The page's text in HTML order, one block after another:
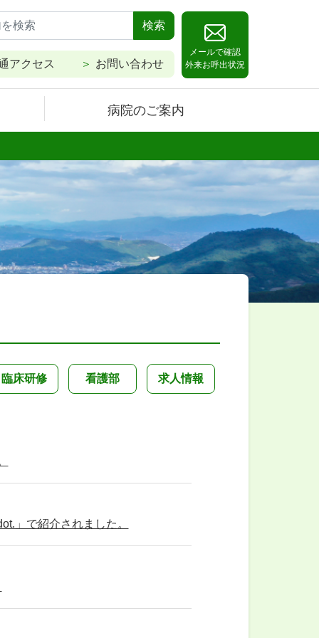
検索
アクセス お問い合わせ
メールで確認
外来お呼出状況
病院のご案内
臨床研修 看護部 求人情報
」で紹介されました。